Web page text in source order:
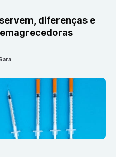
diferenças e